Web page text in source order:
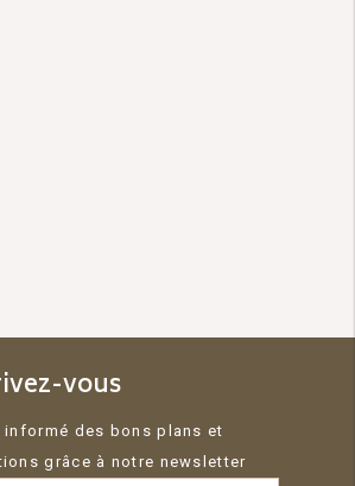
vous
informé des bons plans et
grâce à notre newsletter